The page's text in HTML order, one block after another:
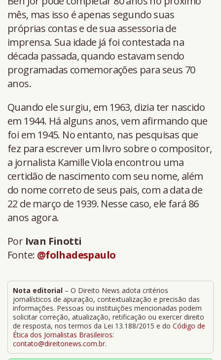
mês, mas isso é apenas segundo suas
próprias contas e de sua assessoria de
imprensa. Sua idade já foi contestada na
década passada, quando estavam sendo
programadas comemorações para seus 70
anos.
Quando ele surgiu, em 1963, dizia ter nascido
em 1944. Há alguns anos, vem afirmando que
foi em 1945. No entanto, nas pesquisas que
fez para escrever um livro sobre o compositor,
a jornalista Kamille Viola encontrou uma
certidão de nascimento com seu nome, além
do nome correto de seus pais, com a data de
22 de março de 1939. Nesse caso, ele fará 86
anos agora.
Por Ivan Finotti
Fonte: @folhadespaulo
Nota editorial – O Direito News adota critérios
jornalísticos de apuração, contextualização e precisão das
informações. Pessoas ou instituições mencionadas podem
solicitar correção, atualização, retificação ou exercer direito
de resposta, nos termos da Lei 13.188/2015 e do Código de
Ética dos Jornalistas Brasileiros:
contato@direitonews.com.br.